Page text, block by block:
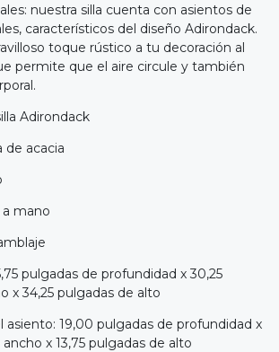
nuestra silla cuenta con asientos de
característicos del diseño Adirondack.
toque rústico a tu decoración al
permite que el aire circule y también
Adirondack
de acacia
mano
pulgadas de profundidad x 30,25
x 34,25 pulgadas de alto
asiento: 19,00 pulgadas de profundidad x
x 13,75 pulgadas de alto